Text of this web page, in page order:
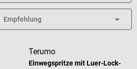
Terumo
Einwegspritze mit Luer-Lock-